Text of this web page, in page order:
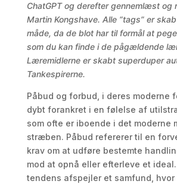
ChatGPT og derefter gennemlæst og
Martin Kongshave. Alle “tags” er
måde, da de blot har til formål at
som du kan finde i de pågældende
Læremidlerne er skabt superduper
Tankespirerne.
Påbud og forbud, i deres moderne
dybt forankret i en følelse af
som ofte er iboende i det moderne
stræben. Påbud refererer til en
krav om at udføre bestemte
mod at opnå eller efterleve et
tendens afspejler et samfund, hvor